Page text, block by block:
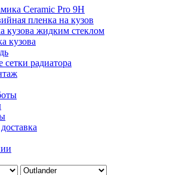
Ceramic Pro 9H
пленка на кузов
кузова жидким стеклом
кузова
радиатора